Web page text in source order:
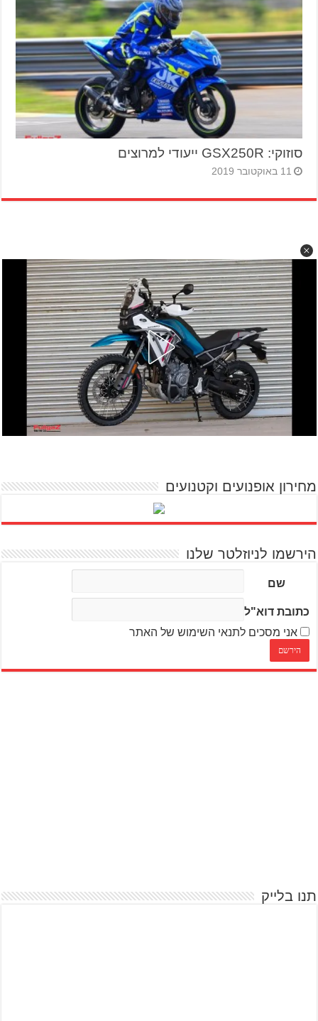
סוזוקי: GSX250R ייעודי למרוצים
11 באוקטובר 2019
מחירון אופנועים וקטנועים
הירשמו לניוזלטר שלנו
שם
כתובת דוא"ל
אני מסכים לתנאי השימוש של האתר
תנו בלייק